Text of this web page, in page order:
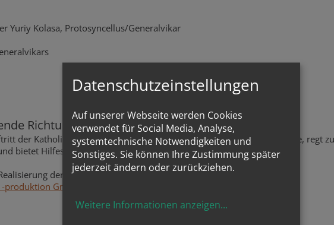
Yuriy Kolasa, Protosyncellus/Generalvikar
Richtung
der Katholischen Ostkirchen und informiert über kirchliche Ereignisse, regt
bietet Hilfestellung für ein Leben aus dem Glauben.
der Website:
Gmbh
Datenschutzeinstellungen
Auf unserer Webseite werden Cookies
verwendet für Social Media, Analyse,
systemtechnische Notwendigkeiten und
Sonstiges. Sie können Ihre Zustimmung später
jederzeit ändern oder zurückziehen.
Weitere Informationen anzeigen...